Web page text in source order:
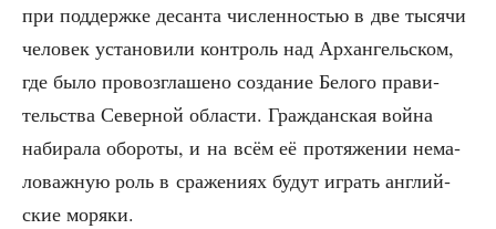
при под­держ­ке десан­та чис­лен­но­стью в две тыся­чи
чело­век уста­но­ви­ли кон­троль над Архан­гель­ском,
где было про­воз­гла­ше­но созда­ние Бело­го пра­ви­
тель­ства Север­ной обла­сти. Граж­дан­ская вой­на
наби­ра­ла обо­ро­ты, и на всём её про­тя­же­нии нема­
ло­важ­ную роль в сра­же­ни­ях будут играть англий­
ские моряки.